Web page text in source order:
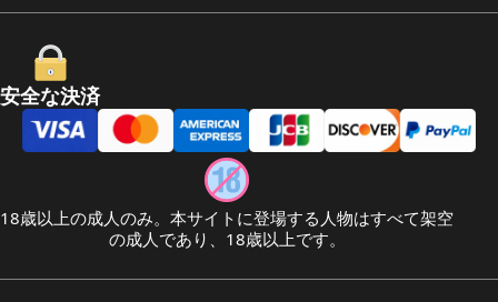
安全な決済
18歳以上の成人のみ。本サイトに登場する人物はすべて架空
の成人であり、18歳以上です。